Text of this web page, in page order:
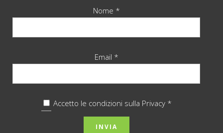
Nome *
Email *
Accetto le condizioni sulla Privacy *